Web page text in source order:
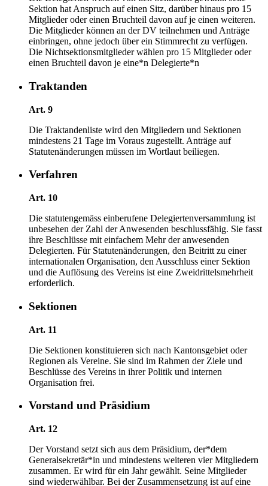
Sektion hat Anspruch auf einen Sitz, darüber hinaus pro 15
Mitglieder oder einen Bruchteil davon auf je einen weiteren.
Die Mitglieder können an der DV teilnehmen und Anträge
einbringen, ohne jedoch über ein Stimmrecht zu verfügen.
Die Nichtsektionsmitglieder wählen pro 15 Mitglieder oder
einen Bruchteil davon je eine*n Delegierte*n
Traktanden
Art. 9
Die Traktandenliste wird den Mitgliedern und Sektionen
mindestens 21 Tage im Voraus zugestellt. Anträge auf
Statutenänderungen müssen im Wortlaut beiliegen.
Verfahren
Art. 10
Die statutengemäss einberufene Delegiertenversammlung ist
unbesehen der Zahl der Anwesenden beschlussfähig. Sie fasst
ihre Beschlüsse mit einfachem Mehr der anwesenden
Delegierten. Für Statutenänderungen, den Beitritt zu einer
internationalen Organisation, den Ausschluss einer Sektion
und die Auflösung des Vereins ist eine Zweidrittelsmehrheit
erforderlich.
Sektionen
Art. 11
Die Sektionen konstituieren sich nach Kantonsgebiet oder
Regionen als Vereine. Sie sind im Rahmen der Ziele und
Beschlüsse des Vereins in ihrer Politik und internen
Organisation frei.
Vorstand und Präsidium
Art. 12
Der Vorstand setzt sich aus dem Präsidium, der*dem
Generalsekretär*in und mindestens weiteren vier Mitgliedern
zusammen. Er wird für ein Jahr gewählt. Seine Mitglieder
sind wiederwählbar. Bei der Zusammensetzung ist auf eine